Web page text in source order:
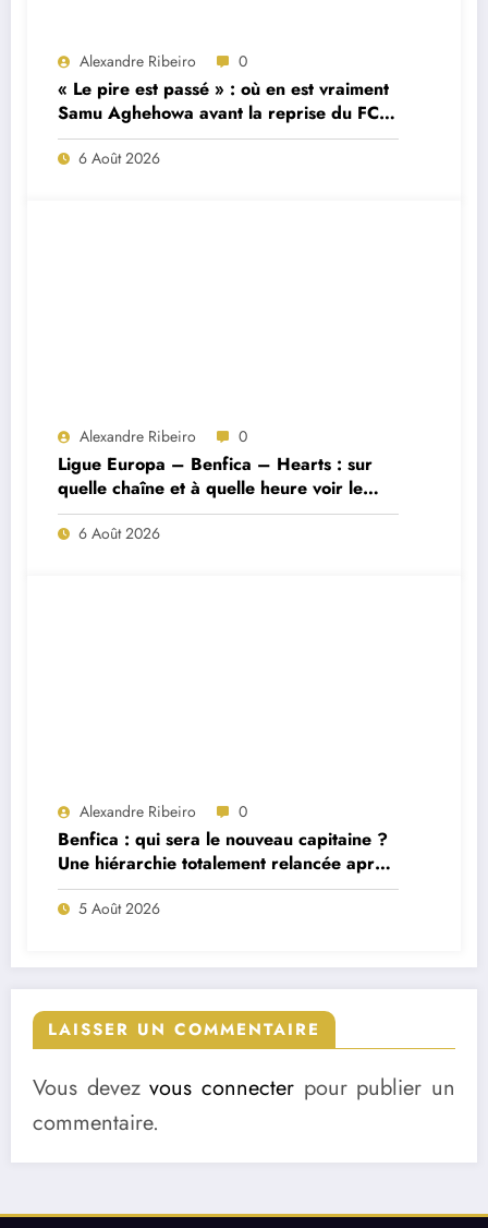
Alexandre Ribeiro 0
« Le pire est passé » : où en est vraiment
Samu Aghehowa avant la reprise du FC
Porto ?
6 Août 2026
Alexandre Ribeiro 0
Ligue Europa – Benfica – Hearts : sur
quelle chaîne et à quelle heure voir le
match ?
6 Août 2026
Alexandre Ribeiro 0
Benfica : qui sera le nouveau capitaine ?
Une hiérarchie totalement relancée après
deux départs majeurs
5 Août 2026
LAISSER UN COMMENTAIRE
Vous devezvous connecter pour publier un
commentaire.